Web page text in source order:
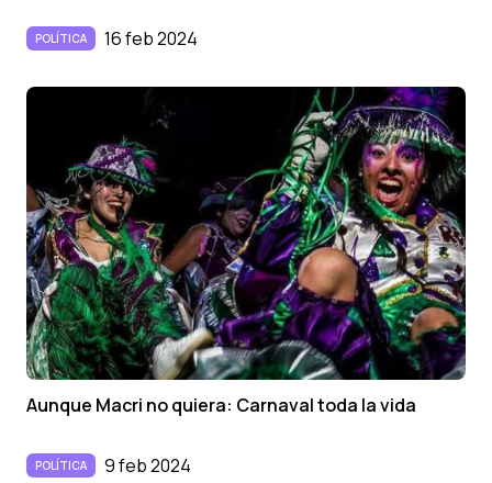
POLÍTICA 16 feb 2024
Aunque Macri no quiera: Carnaval toda la vida
POLÍTICA 9 feb 2024